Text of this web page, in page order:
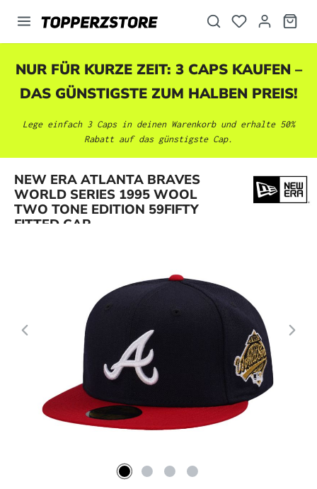
springen
NUR FÜR KURZE ZEIT: 3 CAPS KAUFEN –
DAS GÜNSTIGSTE ZUM HALBEN PREIS!
Lege einfach 3 Caps in deinen Warenkorb und erhalte 50%
Rabatt auf das günstigste Cap.
NEW ERA ATLANTA BRAVES
WORLD SERIES 1995 WOOL
TWO TONE EDITION 59FIFTY
FITTED CAP
Bildergalerie überspringen